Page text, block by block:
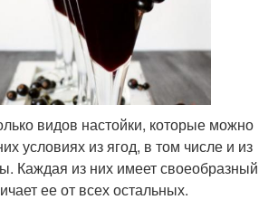
видов настойки, которые можно
условиях из ягод, в том числе и из
Каждая из них имеет своеобразный
ее от всех остальных.